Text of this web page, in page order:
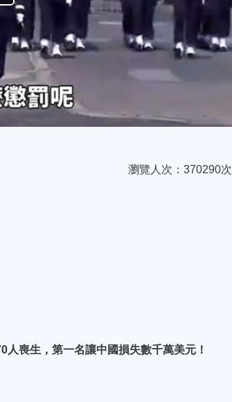
Video
瀏覽人次：370290次
喪生，第一名讓中國損失數千萬美元！